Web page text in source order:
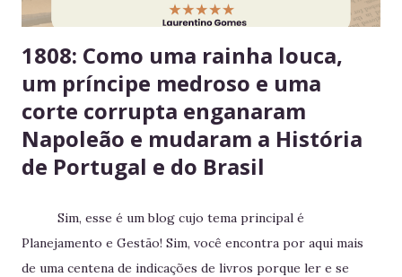
seus itens e evitar desperdício. 6....
1808: Como uma rainha louca,
um príncipe medroso e uma
corte corrupta enganaram
Napoleão e mudaram a História
de Portugal e do Brasil
Sim, esse é um blog cujo tema principal é
Planejamento e Gestão! Sim, você encontra por aqui mais
de uma centena de indicações de livros porque ler e se